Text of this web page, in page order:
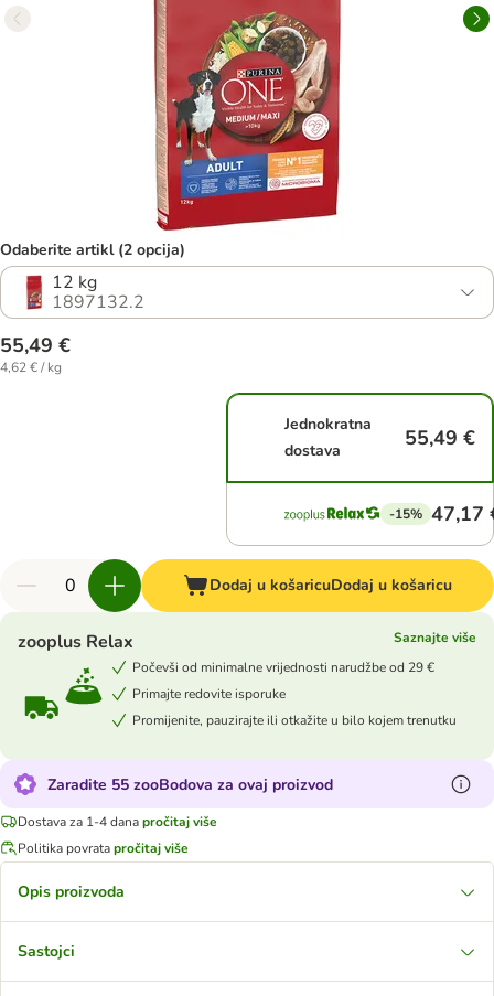
Odaberite artikl (2 opcija)
12 kg
1897132.2
55,49 €
4,62 € / kg
Jednokratna
dostava
55,49 €
-15% 47,17
Dodaj u košaricuDodaj u košaricu
zooplus Relax
Saznajte više
Počevši od minimalne vrijednosti narudžbe od 29 €
Primajte redovite isporuke
Promijenite, pauzirajte ili otkažite u bilo kojem trenutku
Zaradite 55 zooBodova za ovaj proizvod
Dostava za 1-4 danapročitaj više
Politika povratapročitaj više
Opis proizvoda
Sastojci